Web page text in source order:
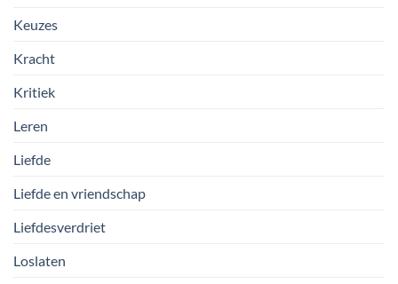
Keuzes
Kracht
Kritiek
Leren
Liefde
Liefde en vriendschap
Liefdesverdriet
Loslaten